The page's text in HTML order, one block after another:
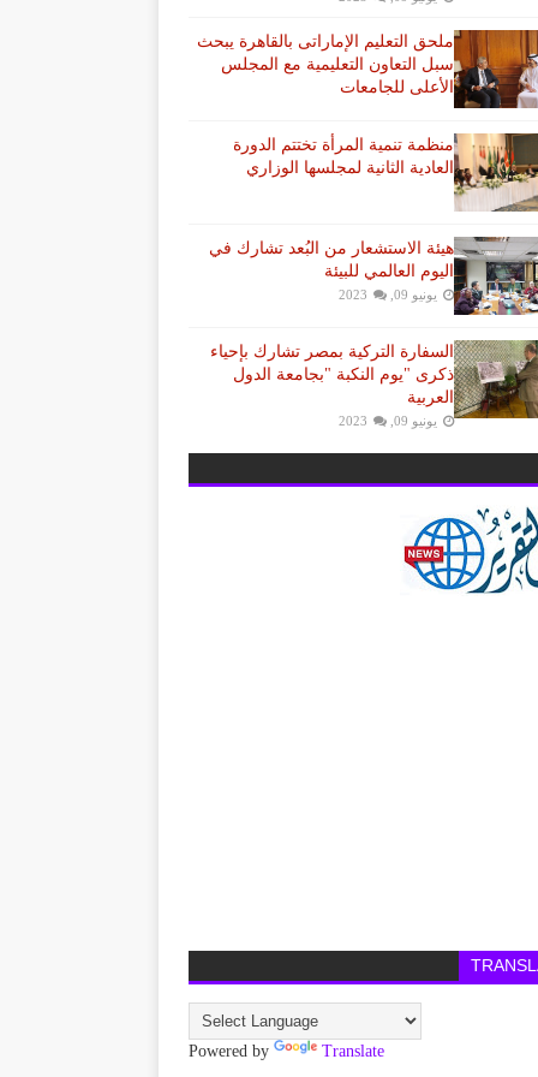
ملحق التعليم الإماراتى بالقاهرة يبحث
سبل التعاون التعليمية مع المجلس
الأعلى للجامعات
منظمة تنمية المرأة تختتم الدورة
العادية الثانية لمجلسها الوزاري
هيئة الاستشعار من البُعد تشارك في
اليوم العالمي للبيئة
يونيو 09, 2023
السفارة التركية بمصر تشارك بإحياء
ذكرى "يوم النكبة "بجامعة الدول
العربية
يونيو 09, 2023
Powered by Translate